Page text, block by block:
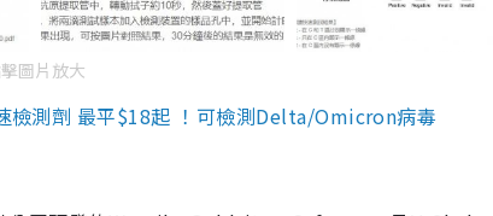
圖片放大
檢測劑 最平$18起 ！可檢測Delta/Omicron病毒